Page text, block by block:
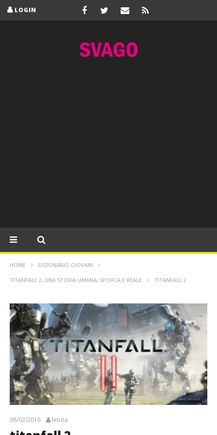
LOGIN
HOME DIZIONARIO GIOVANI
TITANFALL 2, UNA STORIA UMANA, SPORCA E REALE TITANFALL 2
08/02/2016 letizia